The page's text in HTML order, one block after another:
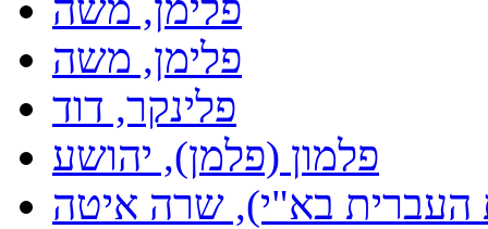
פלימן, משה
פלינקר, דוד
פלמון (פלמן), יהושע
העברית בא"י), שרה איטה